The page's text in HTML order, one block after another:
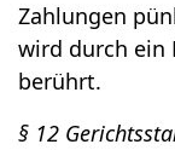
Zahlungen
wird durch ein
berührt.
§ 12